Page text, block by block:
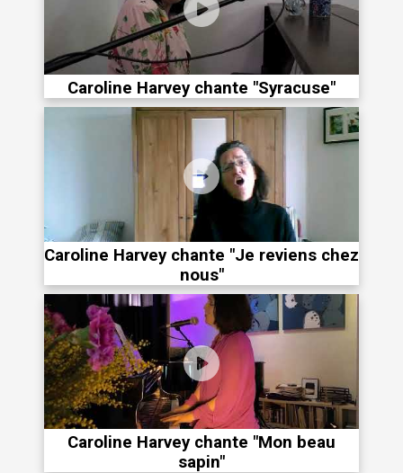
Caroline Harvey chante "Syracuse"
Caroline Harvey chante "Je reviens chez
nous"
Caroline Harvey chante "Mon beau
sapin"